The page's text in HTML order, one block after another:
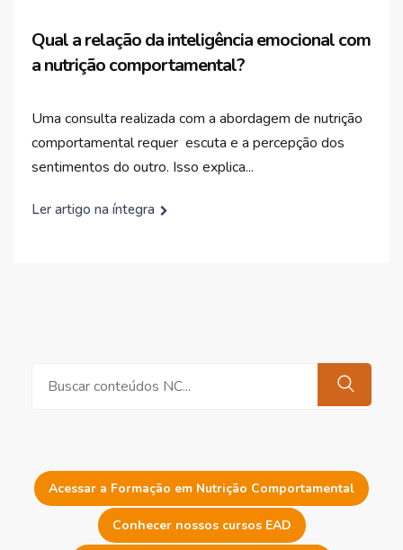
Qual a relação da inteligência emocional com
a nutrição comportamental?
Uma consulta realizada com a abordagem de nutrição
comportamental requer escuta e a percepção dos
sentimentos do outro. Isso explica...
Ler artigo na íntegra
Acessar a Formação em Nutrição Comportamental
Conhecer nossos cursos EAD